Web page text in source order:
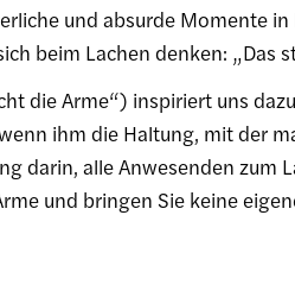
und absurde Momente
beim Lachen denken: „Das
die Arme“) inspiriert uns
ihm die Haltung, mit der
darin, alle Anwesenden zum
und bringen Sie keine